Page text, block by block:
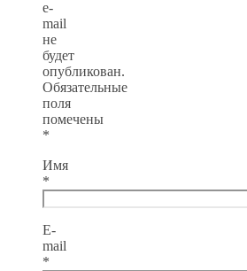
e-
mail
не
будет
опубликован.
Обязательные
поля
помечены
*
Имя
*
E-
mail
*